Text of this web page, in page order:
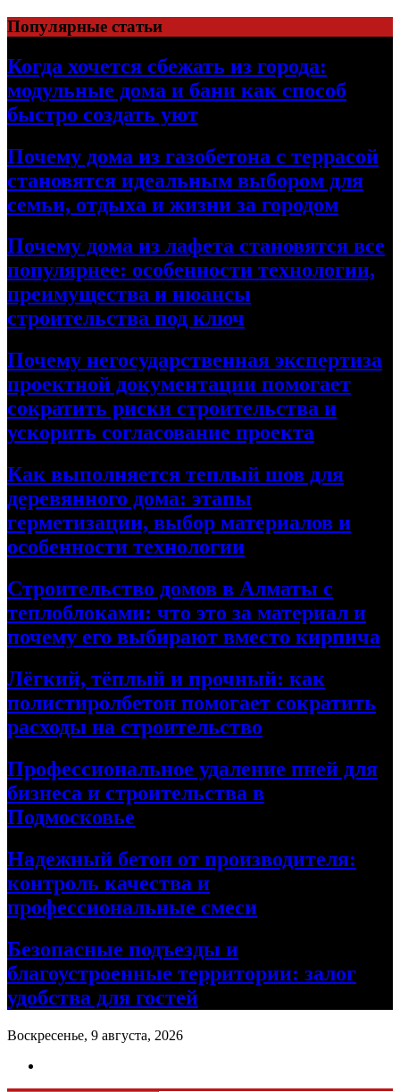
Перейти
к
содержимому
Популярные статьи
Когда хочется сбежать из города:
модульные дома и бани как способ
быстро создать уют
Почему дома из газобетона с террасой
становятся идеальным выбором для
семьи, отдыха и жизни за городом
Почему дома из лафета становятся все
популярнее: особенности технологии,
преимущества и нюансы
строительства под ключ
Почему негосударственная экспертиза
проектной документации помогает
сократить риски строительства и
ускорить согласование проекта
Как выполняется теплый шов для
деревянного дома: этапы
герметизации, выбор материалов и
особенности технологии
Строительство домов в Алматы с
теплоблоками: что это за материал и
почему его выбирают вместо кирпича
Лёгкий, тёплый и прочный: как
полистиролбетон помогает сократить
расходы на строительство
Профессиональное удаление пней для
бизнеса и строительства в
Подмосковье
Надежный бетон от производителя:
контроль качества и
профессиональные смеси
Безопасные подъезды и
благоустроенные территории: залог
удобства для гостей
Воскресенье, 9 августа, 2026